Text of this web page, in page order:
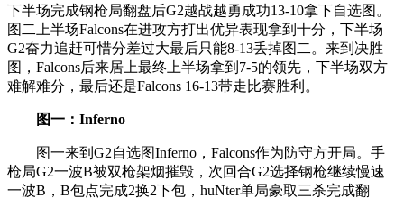
下半场完成钢枪局翻盘后G2越战越勇成功13-10拿下自选图。
图二上半场Falcons在进攻方打出优异表现拿到十分，下半场
G2奋力追赶可惜分差过大最后只能8-13丢掉图二。来到决胜
图，Falcons后来居上最终上半场拿到7-5的领先，下半场双方
难解难分，最后还是Falcons 16-13带走比赛胜利。
图一：Inferno
图一来到G2自选图Inferno，Falcons作为防守方开局。手
枪局G2一波B被双枪架烟摧毁，次回合G2选择钢枪继续慢速
一波B，B包点完成2换2下包，huNter单局豪取三杀完成翻